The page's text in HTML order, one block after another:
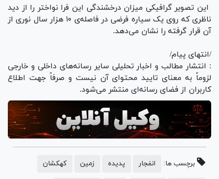
اين تصویر گرافیکی میزان درخشندگی این فرا نواختر را از دید
ناظری که روی یک سیاره‌ فرضی در فاصله‌ی ۱۰ هزار سال نوری از
آن قرار گرفته را نشان می‌دهد.
/انتهای پیام/
: انتشار مطالب و اخبار تحلیلی سایر رسانه‌های داخلی و خارجی
لزوماً به معنای تایید محتوای آن نیست و صرفاً جهت اطلاع
کاربران از فضای رسانه‌ای منتشر می‌شود.
برچسب ها: انفجار پدیده زمین کهکشان